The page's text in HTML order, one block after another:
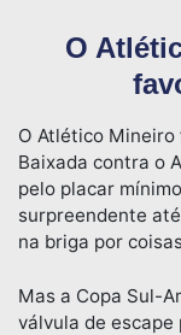
O
O Atlético Mineiro
Baixada contra o
pelo placar
surpreendente
na briga por
Mas a Copa Sul-
válvula de escape